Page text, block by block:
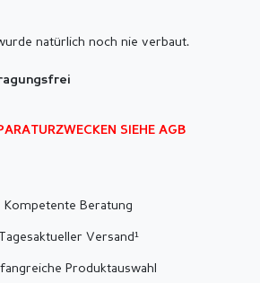
natürlich noch nie verbaut.
SIEHE AGB
Kompetente Beratung
Tagesaktueller Versand¹
Produktauswahl